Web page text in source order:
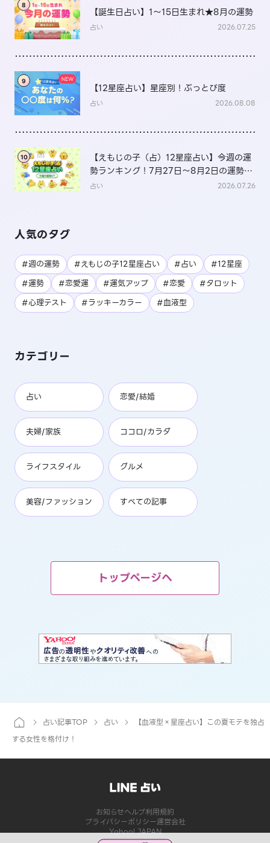
8
【誕生日占い】1～15日生まれ★8月の運勢
占い 2026.07.25
9
【12星座占い】星座別！ぶっとび度
占い 2026.08.08
10
【えもじの子（占）12星座占い】今週の運
勢ランキング！7月27日～8月2日の運勢
は？
占い 2026.07.26
人気のタグ
#週の運勢 #えもじの子12星座占い #占い
#12星座
#運勢
#恋愛運 #運気アップ #恋愛
#タロット
#心理テスト
#ラッキーカラー #血液型
カテゴリー
占い 恋愛/結婚
夫婦/家族 ココロ/カラダ
ライフスタイル グルメ
美容/ファッション すべての記事
トップページへ
占い記事TOP 占い
【血液型×星座占い】この夏モテを独占
する女性を格付け！
お知らせヘルプ利用規約
プライバシーポリシー運営会社
Yahoo! JAPAN